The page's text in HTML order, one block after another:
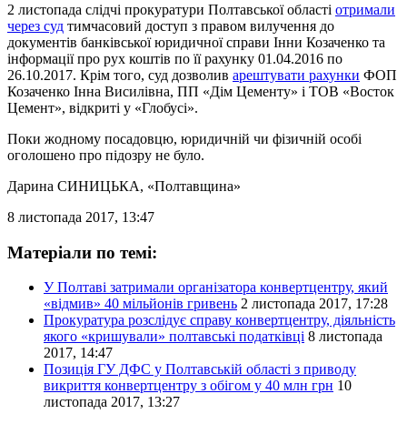
2 листопада слідчі прокуратури Полтавської області отримали
через суд тимчасовий доступ з правом вилучення до
документів банківської юридичної справи Інни Козаченко та
інформації про рух коштів по її рахунку 01.04.2016 по
26.10.2017. Крім того, суд дозволив арештувати рахунки ФОП
Козаченко Інна Висилівна, ПП «Дім Цементу» і ТОВ «Восток
Цемент», відкриті у «Глобусі».
Поки жодному посадовцю, юридичній чи фізичній особі
оголошено про підозру не було.
Дарина СИНИЦЬКА, «Полтавщина»
8 листопада 2017, 13:47
Матеріали по темі:
У Полтаві затримали організатора конвертцентру, який
«відмив» 40 мільйонів гривень 2 листопада 2017, 17:28
Прокуратура розслідує справу конвертцентру, діяльність
якого «кришували» полтавські податківці 8 листопада
2017, 14:47
Позиція ГУ ДФС у Полтавській області з приводу
викриття конвертцентру з обігом у 40 млн грн 10
листопада 2017, 13:27